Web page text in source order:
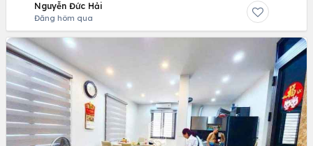
Nguyễn Đức Hải
Đăng hôm qua